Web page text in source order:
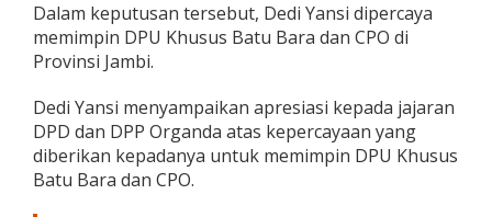
t
u
B
a
a
d
a
C
Dalam keputusan tersebut, Dedi Yansi dipercaya
memimpin DPU Khusus Batu Bara dan CPO di
Provinsi Jambi.
Dedi Yansi menyampaikan apresiasi kepada jajaran
DPD dan DPP Organda atas kepercayaan yang
diberikan kepadanya untuk memimpin DPU Khusus
Batu Bara dan CPO.